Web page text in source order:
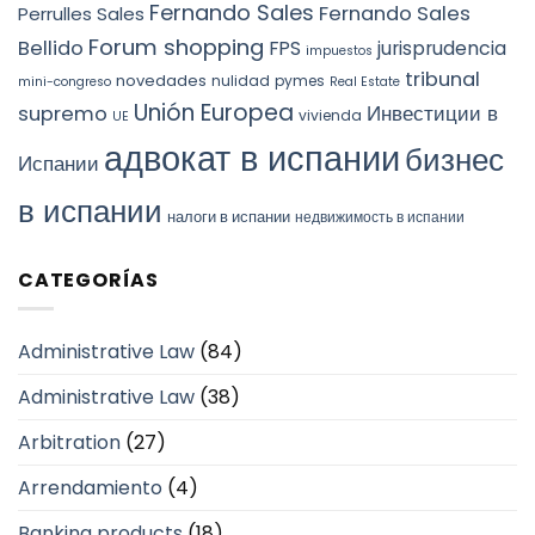
Perrulles Sales Fernando Sales Fernando Sales
Bellido Forum shopping FPS impuestos jurisprudencia
mini-congreso novedades nulidad pymes Real Estate tribunal
supremo UE Unión Europea vivienda Инвестиции в
Испании адвокат в испаниибизнес
в испании налоги в испании недвижимость в испании
CATEGORÍAS
Administrative Law (84)
Administrative Law (38)
Arbitration (27)
Arrendamiento (4)